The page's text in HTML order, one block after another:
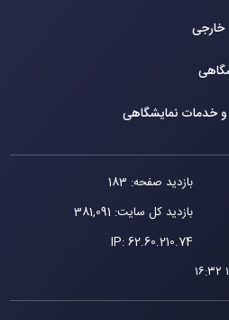
خارجی
و خدمات نمایشگاهی
بازدید صفحه: 183
بازدید کل سایت: 381,091
IP:62.60.210.74